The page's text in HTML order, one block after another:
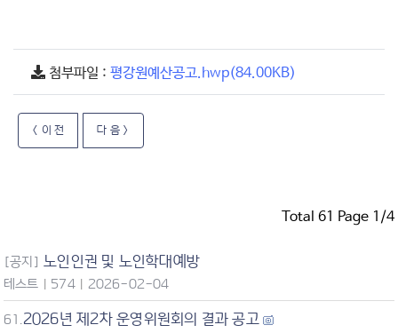
첨부파일 : 평강원예산공고.hwp(84.00KB)
< 이 전 다 음 >
Total 61 Page 1/4
[공지] 노인인권 및 노인학대예방
테스트 | 574 | 2026-02-04
61. 2026년 제2차 운영위원회의 결과 공고